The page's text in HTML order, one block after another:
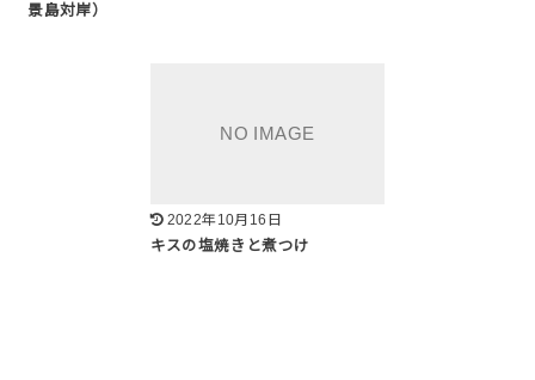
景島対岸）
2022年10月16日
キスの塩焼きと煮つけ